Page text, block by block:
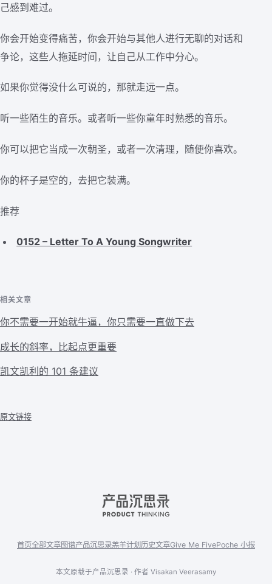
己感到难过。
你会开始变得痛苦，你会开始与其他人进行无聊的对话和
争论，这些人拖延时间，让自己从工作中分心。
如果你觉得没什么可说的，那就走远一点。
听一些陌生的音乐。或者听一些你童年时熟悉的音乐。
你可以把它当成一次朝圣，或者一次清理，随便你喜欢。
你的杯子是空的，去把它装满。
推荐
0152 – Letter To A Young Songwriter
相关文章
你不需要一开始就牛逼，你只需要一直做下去
成长的斜率，比起点更重要
凯文凯利的 101 条建议
原文链接
首页全部文章图谱产品沉思录羔羊计划 历史文章Give Me FivePoche 小报
本文原载于产品沉思录 · 作者 Visakan Veerasamy